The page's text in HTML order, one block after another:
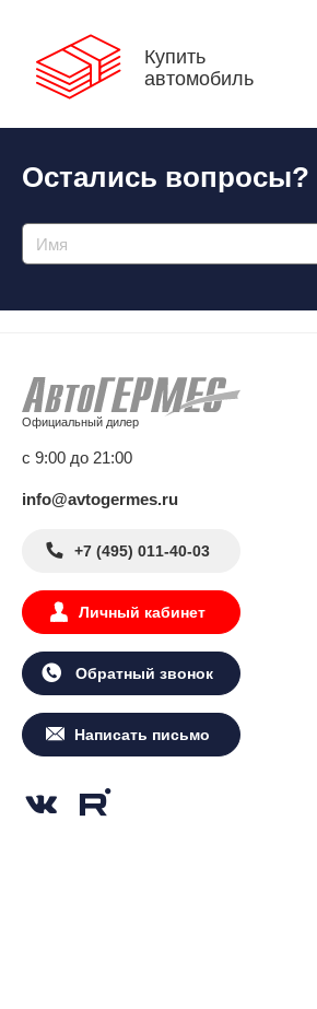
Купить
автомобиль
Остались вопросы?
Официальный дилер
с 9:00 до 21:00
info@avtogermes.ru
+7 (495) 011-40-03
Личный кабинет
Обратный звонок
Написать письмо